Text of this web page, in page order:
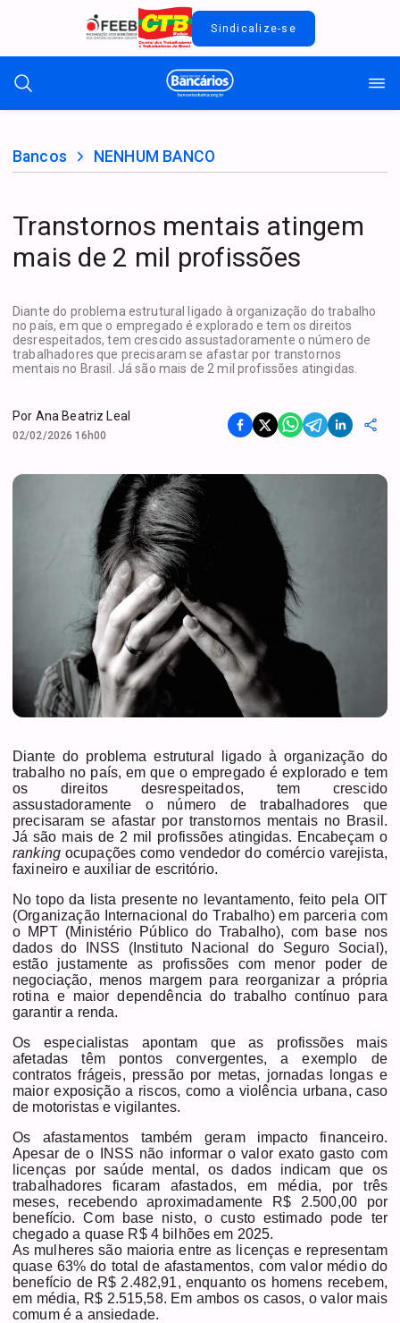
Sindicalize-se
Bancos NENHUM BANCO
Transtornos mentais atingem
mais de 2 mil profissões
Diante do problema estrutural ligado à organização do trabalho
no país, em que o empregado é explorado e tem os direitos
desrespeitados, tem crescido assustadoramente o número de
trabalhadores que precisaram se afastar por transtornos
mentais no Brasil. Já são mais de 2 mil profissões atingidas.
Por Ana Beatriz Leal
02/02/2026 16h00
Diante do problema estrutural ligado à organização do
trabalho no país, em que o empregado é explorado e tem
os direitos desrespeitados, tem crescido
assustadoramente o número de trabalhadores que
precisaram se afastar por transtornos mentais no Brasil.
Já são mais de 2 mil profissões atingidas. Encabeçam o
ranking ocupações como vendedor do comércio varejista,
faxineiro e auxiliar de escritório.
No topo da lista presente no levantamento, feito pela OIT
(Organização Internacional do Trabalho) em parceria com
o MPT (Ministério Público do Trabalho), com base nos
dados do INSS (Instituto Nacional do Seguro Social),
estão justamente as profissões com menor poder de
negociação, menos margem para reorganizar a própria
rotina e maior dependência do trabalho contínuo para
garantir a renda.
Os especialistas apontam que as profissões mais
afetadas têm pontos convergentes, a exemplo de
contratos frágeis, pressão por metas, jornadas longas e
maior exposição a riscos, como a violência urbana, caso
de motoristas e vigilantes.
Os afastamentos também geram impacto financeiro.
Apesar de o INSS não informar o valor exato gasto com
licenças por saúde mental, os dados indicam que os
trabalhadores ficaram afastados, em média, por três
meses, recebendo aproximadamente R$ 2.500,00 por
benefício. Com base nisto, o custo estimado pode ter
chegado a quase R$ 4 bilhões em 2025.
As mulheres são maioria entre as licenças e representam
quase 63% do total de afastamentos, com valor médio do
benefício de R$ 2.482,91, enquanto os homens recebem,
em média, R$ 2.515,58. Em ambos os casos, o valor mais
comum é a ansiedade.